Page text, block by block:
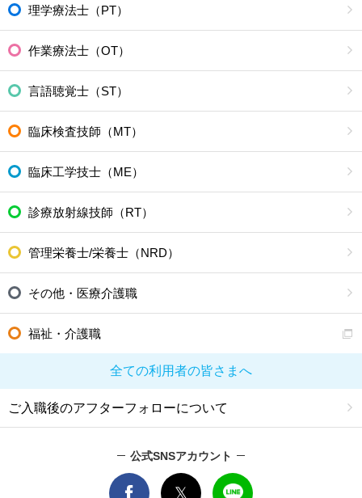
理学療法士（PT）
作業療法士（OT）
言語聴覚士（ST）
臨床検査技師（MT）
臨床工学技士（ME）
診療放射線技師（RT）
管理栄養士/栄養士（NRD）
その他・医療介護職
福祉・介護職
全ての利用者の皆さまへ
ご入職後のアフターフォローについて
公式SNSアカウント